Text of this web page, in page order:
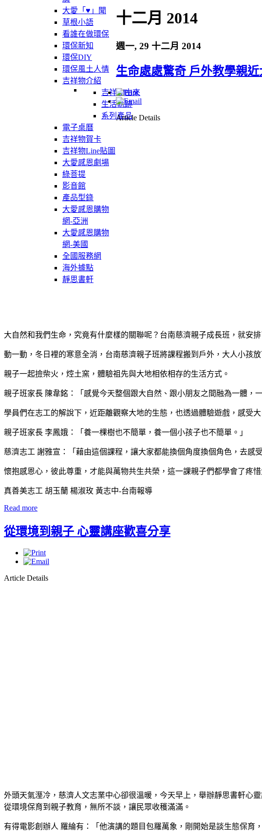
大愛「♥」聞
草根小語
看誰在做環保
環保新知
環保DIY
環保風土人情
吉祥物介紹
吉祥物由來
生活軌跡
系列產品
電子桌曆
吉祥物賀卡
吉祥物Line貼圖
大愛感恩劇場
綠菩提
影音館
產品型錄
大愛感恩購物
網-亞洲
大愛感恩購物
網-美國
全國服務網
海外據點
靜思書軒
十二月 2014
週一, 29 十二月 2014
生命處處驚奇 戶外教學親近
Article Details
大自然和我們生命，究竟有什麼樣的關聯呢？台南慈濟親子成長班，就安
動一動，冬日裡的寒意全消，台南慈濟親子班將課程搬到戶外，大人小孩
親子一起撿柴火，焢土窯，體驗祖先與大地相依相存的生活方式。
親子班家長 陳韋銘：「感覺今天整個跟大自然、跟小朋友之間融為一體，
學員們在志工的解說下，近距離觀察大地的生態，也透過體驗遊戲，感受大
親子班家長 李鳳娥：「養一棵樹也不簡單，養一個小孩子也不簡單。」
慈濟志工 謝雅宣：「藉由這個課程，讓大家都能換個角度換個角色，去感
懷抱感恩心，彼此尊重，才能與萬物共生共榮，這一課親子們都學會了疼
真善美志工 胡玉蘭 楊淑玫 黃志中-台南報導
Read more
從環境到親子 心靈講座歡喜分享
Article Details
外頭天氣溼冷，慈濟人文志業中心卻很溫暖，今天早上，舉辦靜思書軒心
從環境保育到親子教育，無所不談，讓民眾收穫滿滿。
有得電影創辦人 羅綸有：「他演講的題目包羅萬象，剛開始是談生態保育